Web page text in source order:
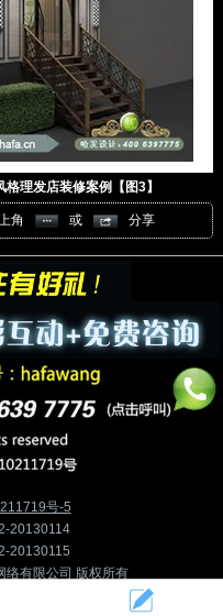
理发店装修案例【图3】
角 或 分享
号-5
20130114
20130115
有限公司 版权所有